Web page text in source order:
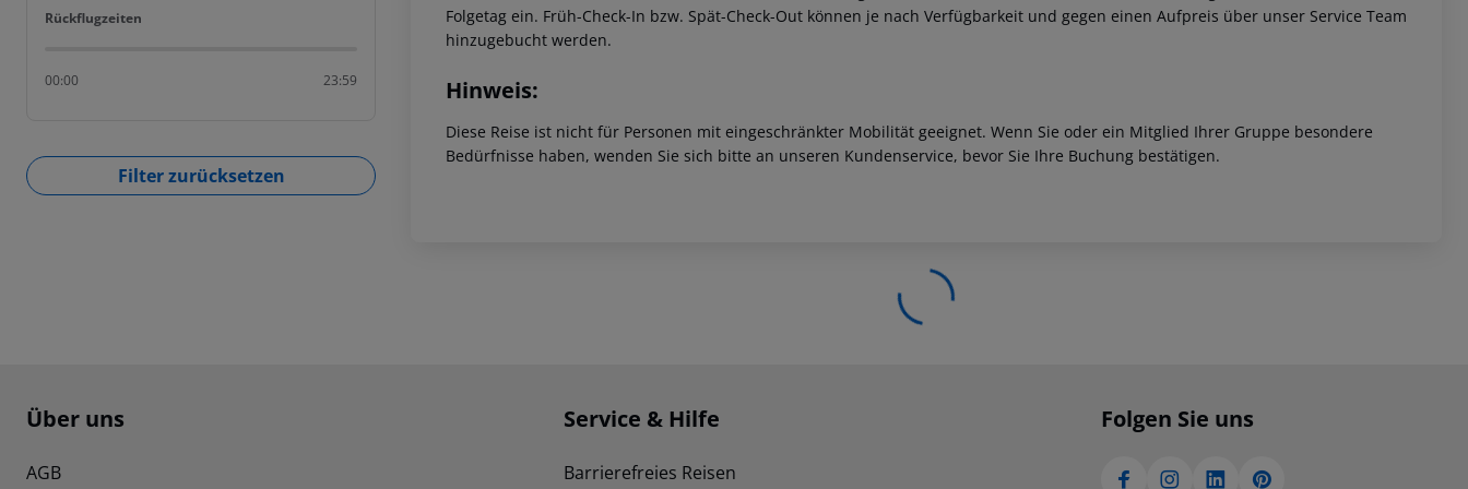
Rückflugzeiten
Rückflugzeiten
00:00 23:59
Filter zurücksetzen
Folgetag ein. Früh-Check-In bzw. Spät-Check-Out können je nach Verfügbarkeit und gegen einen Aufpreis über unser Service Team
hinzugebucht werden.
Hinweis:
Diese Reise ist nicht für Personen mit eingeschränkter Mobilität geeignet. Wenn Sie oder ein Mitglied Ihrer Gruppe besondere
Bedürfnisse haben, wenden Sie sich bitte an unseren Kundenservice, bevor Sie Ihre Buchung bestätigen.
Footer navigation
Über uns
AGB
Service & Hilfe
Barrierefreies Reisen
Folgen Sie uns